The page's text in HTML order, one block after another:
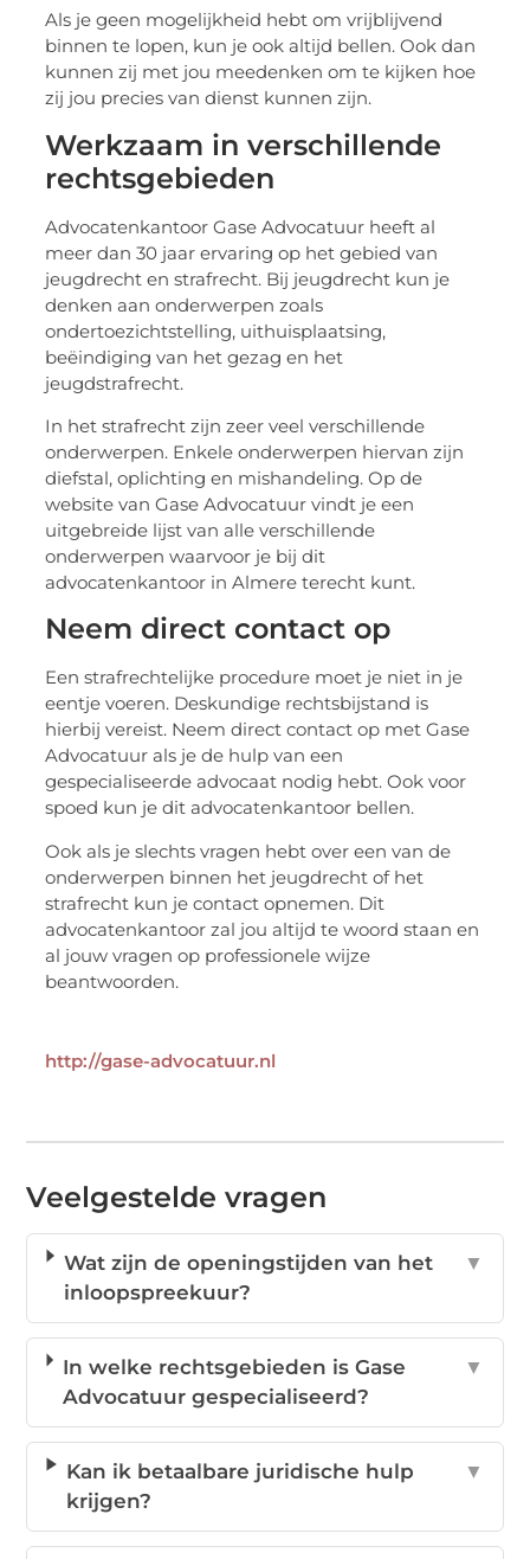
Als je geen mogelijkheid hebt om vrijblijvend
binnen te lopen, kun je ook altijd bellen. Ook dan
kunnen zij met jou meedenken om te kijken hoe
zij jou precies van dienst kunnen zijn.
Werkzaam in verschillende
rechtsgebieden
Advocatenkantoor Gase Advocatuur heeft al
meer dan 30 jaar ervaring op het gebied van
jeugdrecht en strafrecht. Bij jeugdrecht kun je
denken aan onderwerpen zoals
ondertoezichtstelling, uithuisplaatsing,
beëindiging van het gezag en het
jeugdstrafrecht.
In het strafrecht zijn zeer veel verschillende
onderwerpen. Enkele onderwerpen hiervan zijn
diefstal, oplichting en mishandeling. Op de
website van Gase Advocatuur vindt je een
uitgebreide lijst van alle verschillende
onderwerpen waarvoor je bij dit
advocatenkantoor in Almere terecht kunt.
Neem direct contact op
Een strafrechtelijke procedure moet je niet in je
eentje voeren. Deskundige rechtsbijstand is
hierbij vereist. Neem direct contact op met Gase
Advocatuur als je de hulp van een
gespecialiseerde advocaat nodig hebt. Ook voor
spoed kun je dit advocatenkantoor bellen.
Ook als je slechts vragen hebt over een van de
onderwerpen binnen het jeugdrecht of het
strafrecht kun je contact opnemen. Dit
advocatenkantoor zal jou altijd te woord staan en
al jouw vragen op professionele wijze
beantwoorden.
http://gase-advocatuur.nl
Veelgestelde vragen
Wat zijn de openingstijden van het
inloopspreekuur?
▼
In welke rechtsgebieden is Gase
Advocatuur gespecialiseerd?
▼
Kan ik betaalbare juridische hulp
krijgen?
▼